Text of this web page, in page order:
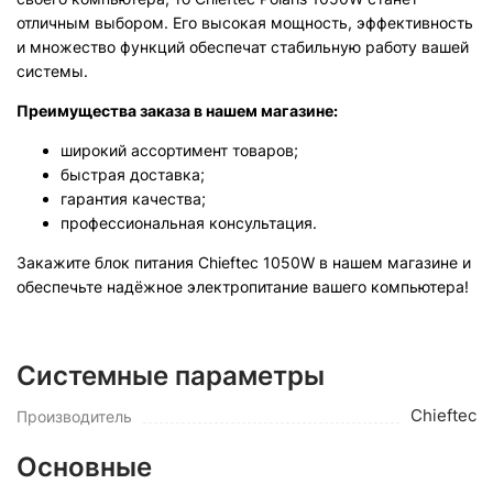
отличным выбором. Его высокая мощность, эффективность
и множество функций обеспечат стабильную работу вашей
системы.
Преимущества заказа в нашем магазине:
широкий ассортимент товаров;
быстрая доставка;
гарантия качества;
профессиональная консультация.
Закажите блок питания Chieftec 1050W в нашем магазине и
обеспечьте надёжное электропитание вашего компьютера!
Системные параметры
Производитель Chieftec
Основные